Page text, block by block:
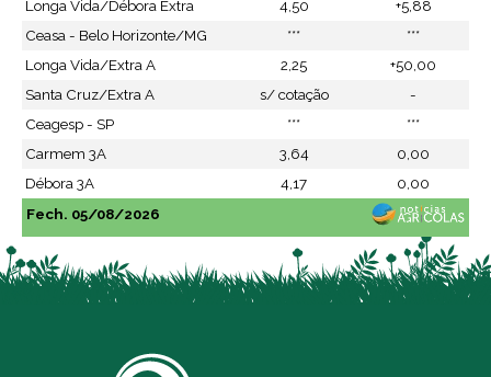
Longa Vida/Débora Extra
4,50
+5,88
Ceasa - Belo Horizonte/MG
***
***
Longa Vida/Extra A
2,25
+50,00
Santa Cruz/Extra A
s/ cotação
-
Ceagesp - SP
***
***
Carmem 3A
3,64
0,00
Débora 3A
4,17
0,00
Fech. 05/08/2026